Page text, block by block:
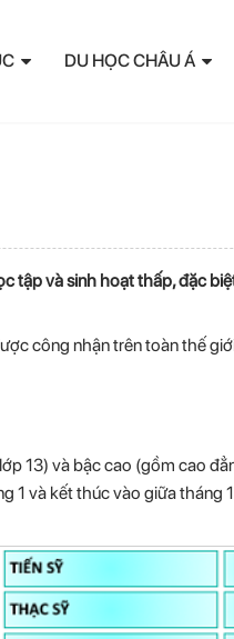
DU HỌC CHÂU Á
tập và sinh hoạt thấp, đặc
công nhận trên toàn thế
13) và bậc cao (gồm cao
1 và kết thúc vào giữa tháng